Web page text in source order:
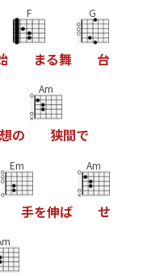
F
まる舞
G
台
の
Am
狭間で
Em
手を伸ば
Am
せ